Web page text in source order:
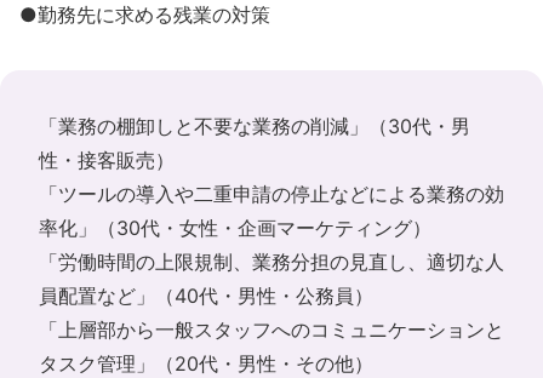
●勤務先に求める残業の対策
「業務の棚卸しと不要な業務の削減」（30代・男
性・接客販売）
「ツールの導入や二重申請の停止などによる業務の効
率化」（30代・女性・企画マーケティング）
「労働時間の上限規制、業務分担の見直し、適切な人
員配置など」（40代・男性・公務員）
「上層部から一般スタッフへのコミュニケーションと
タスク管理」（20代・男性・その他）